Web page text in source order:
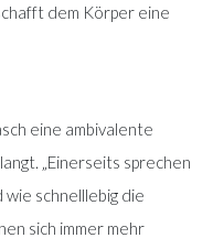
dem Körper eine
eine ambivalente
„Einerseits sprechen
wie schnelllebig die
sich immer mehr